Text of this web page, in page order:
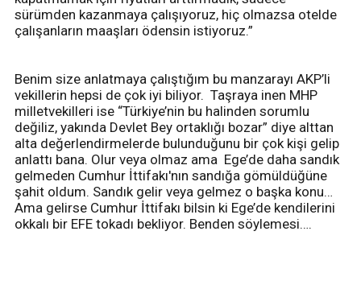
sürümden kazanmaya çalışıyoruz, hiç olmazsa otelde
çalışanların maaşları ödensin istiyoruz.”
Benim size anlatmaya çalıştığım bu manzarayı AKP’li
vekillerin hepsi de çok iyi biliyor. Taşraya inen MHP
milletvekilleri ise “Türkiye’nin bu halinden sorumlu
değiliz, yakında Devlet Bey ortaklığı bozar” diye alttan
alta değerlendirmelerde bulunduğunu bir çok kişi gelip
anlattı bana. Olur veya olmaz ama Ege’de daha sandık
gelmeden Cumhur İttifakı'nın sandığa gömüldüğüne
şahit oldum. Sandık gelir veya gelmez o başka konu…
Ama gelirse Cumhur İttifakı bilsin ki Ege’de kendilerini
okkalı bir EFE tokadı bekliyor. Benden söylemesi….